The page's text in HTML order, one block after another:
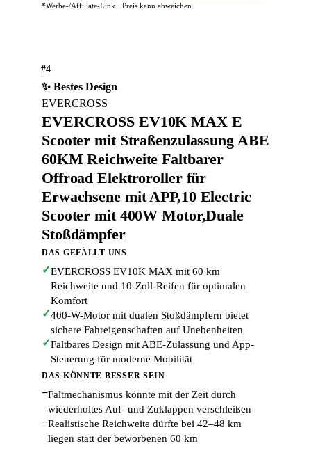
*Werbe-/Affiliate-Link · Preis kann abweichen
#4
✨ Bestes Design
EVERCROSS
EVERCROSS EV10K MAX E
Scooter mit Straßenzulassung ABE
60KM Reichweite Faltbarer
Offroad Elektroroller für
Erwachsene mit APP,10 Electric
Scooter mit 400W Motor,Duale
Stoßdämpfer
DAS GEFÄLLT UNS
✓EVERCROSS EV10K MAX mit 60 km
Reichweite und 10-Zoll-Reifen für optimalen
Komfort
✓400-W-Motor mit dualen Stoßdämpfern bietet
sichere Fahreigenschaften auf Unebenheiten
✓Faltbares Design mit ABE-Zulassung und App-
Steuerung für moderne Mobilität
DAS KÖNNTE BESSER SEIN
−Faltmechanismus könnte mit der Zeit durch
wiederholtes Auf- und Zuklappen verschleißen
−Realistische Reichweite dürfte bei 42–48 km
liegen statt der beworbenen 60 km